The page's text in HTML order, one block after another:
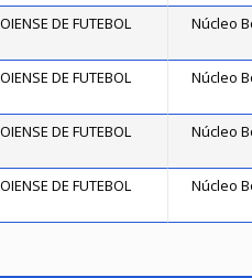
DE FUTEBOL
Núcleo
DE FUTEBOL
Núcleo
DE FUTEBOL
Núcleo
DE FUTEBOL
Núcleo